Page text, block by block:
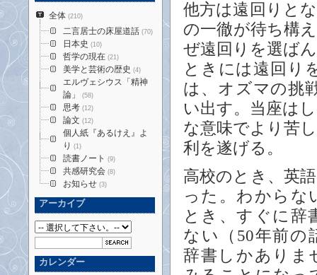
他方は遠回りと
の一徹が待ち構
ぜ遠回りを選ば
ときには遠回り
は、オズマの挑
い出す。当座は
な意味でより苦
利を遂げる。
高校のとき、英
った。わからな
とき、すぐに辞
ない（50年前の
辞書しかありま
全体 (210)
二言居士の床屋道話 (70)
日本史 (10)
哲学の現在 (21)
美学と芸術の歴史 (4)
エルヴェシウス「精神
論」
(58)
思考 (12)
論文 (12)
個人紙『あるけえ』よ
り (1)
読書ノート (9)
共感研究会 (8)
お知らせ (3)
アーカイブ
カレンダー